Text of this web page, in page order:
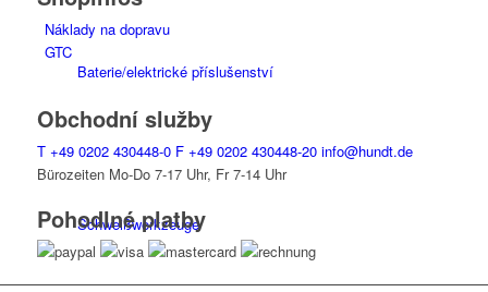
Baterie/elektrické příslušenství
Schweiß­werk­zeuge
Náklady na dopravu
GTC
Obchodní služby
T +49 0202 430448-0 F +49 0202 430448-20 info@hundt.de
Bürozeiten Mo-Do 7-17 Uhr, Fr 7-14 Uhr
Pohodlné platby